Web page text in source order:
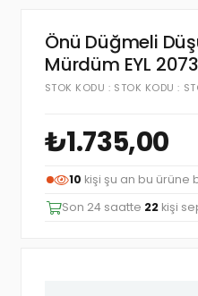
Önü Düğmeli
Mürdüm EYL 2073
STOK KODU STOK KODU
₺1.735,00
10 kişi şu an bu ürüne
Son 24 saatte 22 kişi